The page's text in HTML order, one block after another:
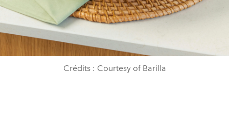
Crédits : Courtesy of Barilla